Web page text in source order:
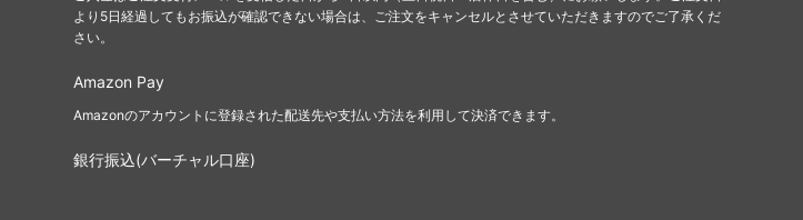
より5日経過してもお振込が確認できない場合は、ご注文をキャンセルとさせていただきますのでご了承くだ
さい。
Amazon Pay
Amazonのアカウントに登録された配送先や支払い方法を利用して決済できます。
銀行振込(バーチャル口座)